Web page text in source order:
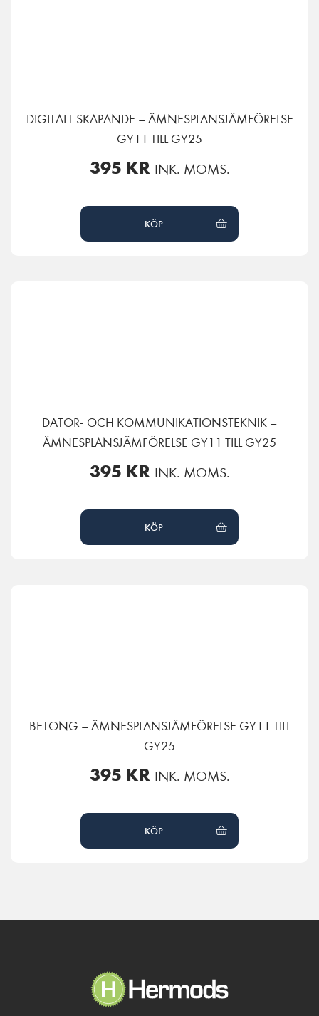
DIGITALT SKAPANDE – ÄMNESPLANSJÄMFÖRELSE
GY11 TILL GY25
395 KR INK. MOMS.
KÖP
DATOR- OCH KOMMUNIKATIONSTEKNIK –
ÄMNESPLANSJÄMFÖRELSE GY11 TILL GY25
395 KR INK. MOMS.
KÖP
BETONG – ÄMNESPLANSJÄMFÖRELSE GY11 TILL
GY25
395 KR INK. MOMS.
KÖP